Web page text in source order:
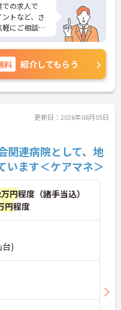
の求人で
トなど、さ
にご相談く
料 紹介してもらう
更新日：2026年08月05日
関連病院として、地
います＜ケアマネ＞
円程度（諸手当込）
円程度
台)